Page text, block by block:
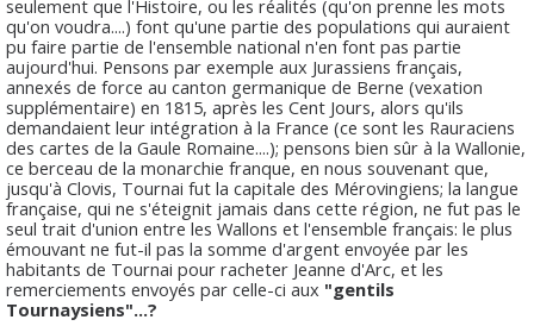
seulement que l'Histoire, ou les réalités (qu'on prenne les mots
qu'on voudra....) font qu'une partie des populations qui auraient
pu faire partie de l'ensemble national n'en font pas partie
aujourd'hui. Pensons par exemple aux Jurassiens français,
annexés de force au canton germanique de Berne (vexation
supplémentaire) en 1815, après les Cent Jours, alors qu'ils
demandaient leur intégration à la France (ce sont les Rauraciens
des cartes de la Gaule Romaine....); pensons bien sûr à la Wallonie,
ce berceau de la monarchie franque, en nous souvenant que,
jusqu'à Clovis, Tournai fut la capitale des Mérovingiens; la langue
française, qui ne s'éteignit jamais dans cette région, ne fut pas le
seul trait d'union entre les Wallons et l'ensemble français: le plus
émouvant ne fut-il pas la somme d'argent envoyée par les
habitants de Tournai pour racheter Jeanne d'Arc, et les
remerciements envoyés par celle-ci aux "gentils
Tournaysiens"...?